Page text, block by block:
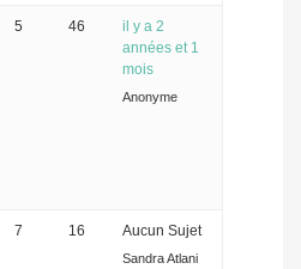
5 46
il y a 2
années et 1
mois
Anonyme
7 16 Aucun Sujet
Sandra Atlani